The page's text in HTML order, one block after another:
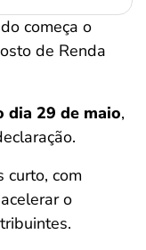
começa o
de Renda
dia 29 de maio,
curto, com
o